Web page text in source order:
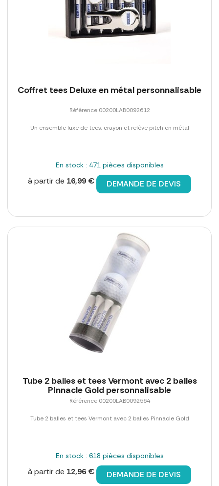
Coffret tees Deluxe en métal personnalisable
Référence 00200LAB0092612
Un ensemble luxe de tees, crayon et relève pitch en métal
En stock : 471 pièces disponibles
à partir de 16,99 € DEMANDE DE DEVIS
Tube 2 balles et tees Vermont avec 2 balles
Pinnacle Gold personnalisable
Référence 00200LAB0092564
Tube 2 balles et tees Vermont avec 2 balles Pinnacle Gold
En stock : 618 pièces disponibles
à partir de 12,96 € DEMANDE DE DEVIS